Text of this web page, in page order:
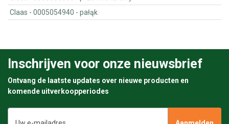
Claas - 0005054940 - pałąk
Inschrijven voor onze nieuwsbrief
Ontvang de laatste updates over nieuwe producten en
komende uitverkoopperiodes